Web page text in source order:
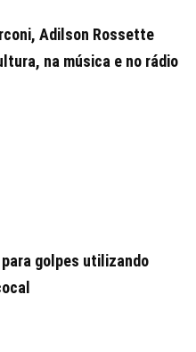
Adilson Rossette
na música e no rádio
golpes utilizando